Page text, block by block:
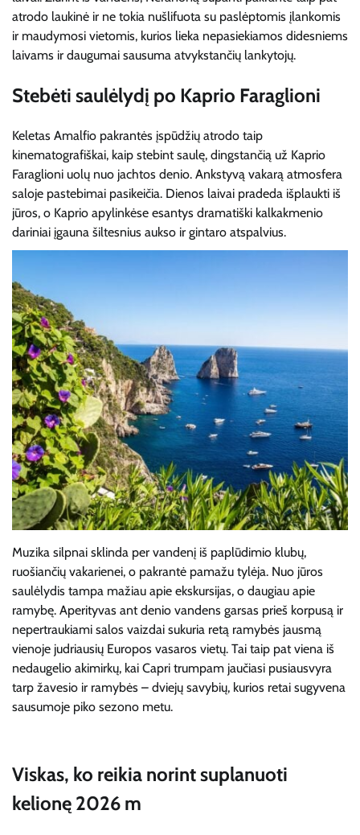
atrodo laukinė ir ne tokia nušlifuota su paslėptomis įlankomis
ir maudymosi vietomis, kurios lieka nepasiekiamos didesniems
laivams ir daugumai sausuma atvykstančių lankytojų.
Stebėti saulėlydį po Kaprio Faraglioni
Keletas Amalfio pakrantės įspūdžių atrodo taip
kinematografiškai, kaip stebint saulę, dingstančią už Kaprio
Faraglioni uolų nuo jachtos denio. Ankstyvą vakarą atmosfera
saloje pastebimai pasikeičia. Dienos laivai pradeda išplaukti iš
jūros, o Kaprio apylinkėse esantys dramatiški kalkakmenio
dariniai įgauna šiltesnius aukso ir gintaro atspalvius.
Muzika silpnai sklinda per vandenį iš paplūdimio klubų,
ruošiančių vakarienei, o pakrantė pamažu tylėja. Nuo jūros
saulėlydis tampa mažiau apie ekskursijas, o daugiau apie
ramybę. Aperityvas ant denio vandens garsas prieš korpusą ir
nepertraukiami salos vaizdai sukuria retą ramybės jausmą
vienoje judriausių Europos vasaros vietų. Tai taip pat viena iš
nedaugelio akimirkų, kai Capri trumpam jaučiasi pusiausvyra
tarp žavesio ir ramybės – dviejų savybių, kurios retai sugyvena
sausumoje piko sezono metu.
Viskas, ko reikia norint suplanuoti
kelionę 2026 m